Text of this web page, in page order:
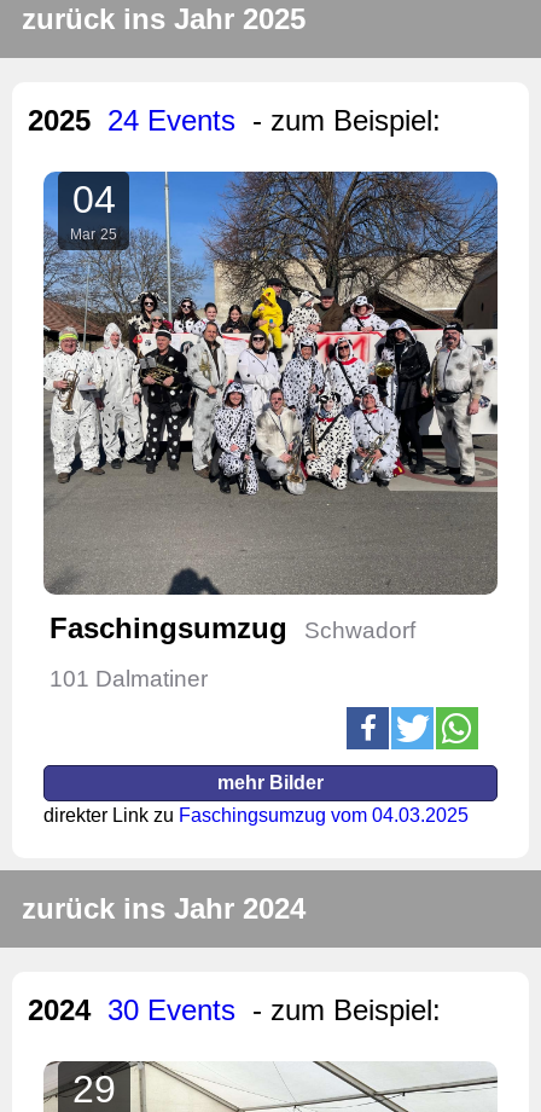
zurück ins Jahr 2025
2025 24 Events - zum Beispiel:
04
Mar 25
Faschingsumzug
Schwadorf
101 Dalmatiner
mehr Bilder
direkter Link zu Faschingsumzug vom 04.03.2025
zurück ins Jahr 2024
2024 30 Events - zum Beispiel:
29